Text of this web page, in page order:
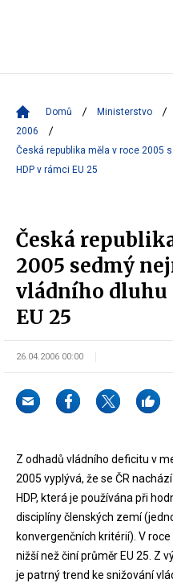
Domů Ministerstvo
2006
Česká republika měla v roce 2005
HDP v rámci EU 25
Česká
2005 sedmý
vládního dluhu
EU 25
26.04.2006 00:00
Z odhadů vládního deficitu v
2005 vyplývá, že se ČR
HDP, která je používána při
disciplíny členských zemí
konvergenčních kritérií). V
nižší než činí průměr EU 25. Z
je patrný trend ke snižování